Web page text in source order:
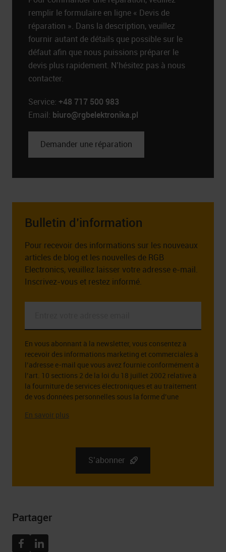
remplir le formulaire en ligne « Devis de
réparation ». Dans la description, veuillez
fournir autant de détails que possible sur le
défaut afin que nous puissions préparer le
devis plus rapidement. N’hésitez pas à nous
contacter.
Service: +48 717 500 983
Email: biuro@rgbelektronika.pl
Demander une réparation
Bulletin d’information
Pour recevoir des informations sur les nouveaux
articles de blog et les nouvelles de RGB
Electronics, veuillez laisser votre adresse e-mail.
Inscrivez-vous et restez informé.
email
*
En vous abonnant à la newsletter, vous consentez à
recevoir des informations marketing et commerciales à
l’adresse e-mail que vous avez fournie conformément à
l’art. 10 sections 2 de la loi du 18 juillet 2002 relative à
la fourniture de services électroniques et au traitement
de vos données personnelles sous la forme d’une
Sp. k., st. Dlugosza 2-6, 51 – 162 Wrocław. Des
informations complètes sur l’administrateur de vos
S’abonner
Partager
FacebookLinkedin